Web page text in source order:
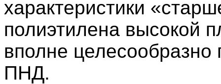
характеристики
полиэтилена высокой
вполне целесообразно
ПНД.